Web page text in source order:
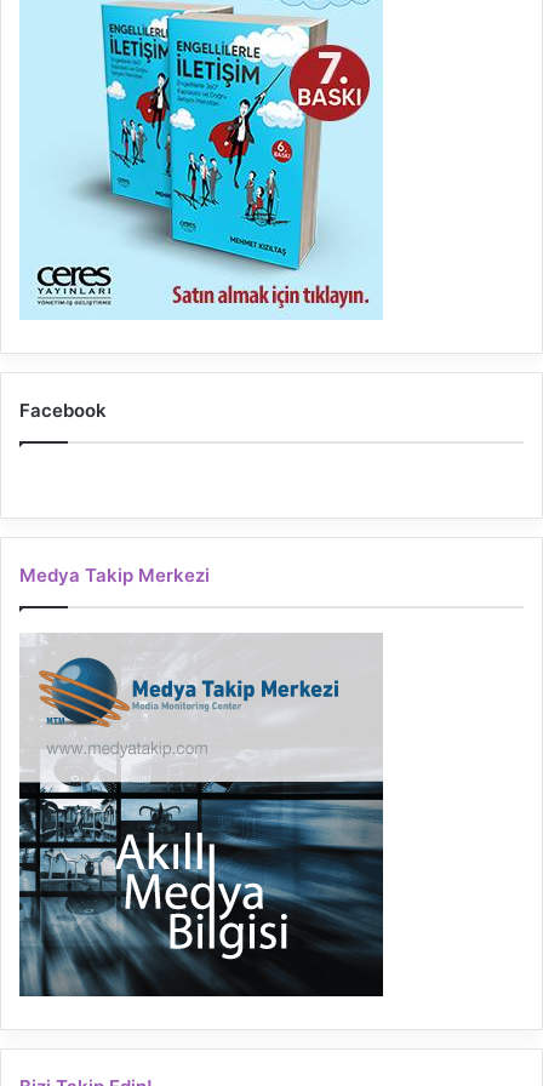
Facebook
Medya Takip Merkezi